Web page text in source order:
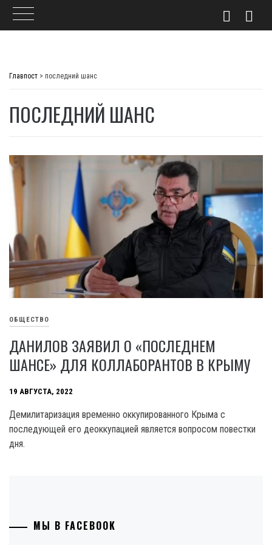
Главпост > последний шанс
ПОСЛЕДНИЙ ШАНС
ОБЩЕСТВО
ДАНИЛОВ ЗАЯВИЛ О «ПОСЛЕДНЕМ
ШАНСЕ» ДЛЯ КОЛЛАБОРАНТОВ В КРЫМУ
19 АВГУСТА, 2022
Демилитаризация временно оккупированного Крыма с
последующей его деоккупацией является вопросом повестки
дня.
МЫ В FACEBOOK